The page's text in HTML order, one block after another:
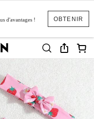
OBTENIR
d'avantages !